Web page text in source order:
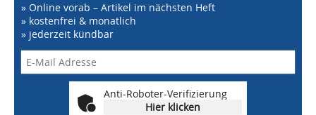
» Online vorab – Artikel im nächsten Heft
» kostenfrei & monatlich
» jederzeit kündbar
Anti-Roboter-Verifizierung
Hier klicken